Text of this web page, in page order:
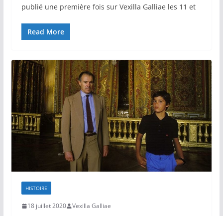
publié une première fois sur Vexilla Galliae les 11 et
Read More
HISTOIRE
18 juillet 2020 Vexilla Galliae